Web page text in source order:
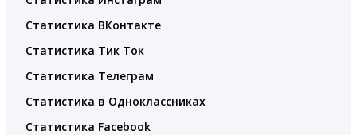
Статистика ВКонтакте
Статистика Тик Ток
Статистика Телеграм
Статистика в Одноклассниках
Статистика Facebook